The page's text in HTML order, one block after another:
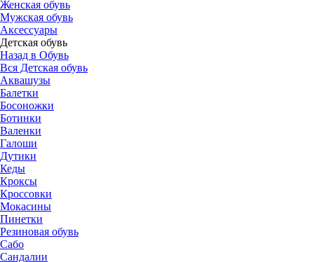
Женская обувь
Мужская обувь
Аксессуары
Детская обувь
Назад в Обувь
Вся Детская обувь
Аквашузы
Балетки
Босоножки
Ботинки
Валенки
Галоши
Дутики
Кеды
Кроксы
Кроссовки
Мокасины
Пинетки
Резиновая обувь
Сабо
Сандалии